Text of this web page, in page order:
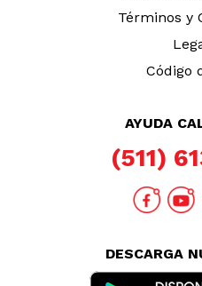
Términos y
Código
AYUDA
(511)
DESCARGA